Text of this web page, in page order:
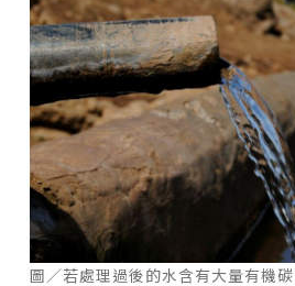
圖／若處理過後的水含有大量有機